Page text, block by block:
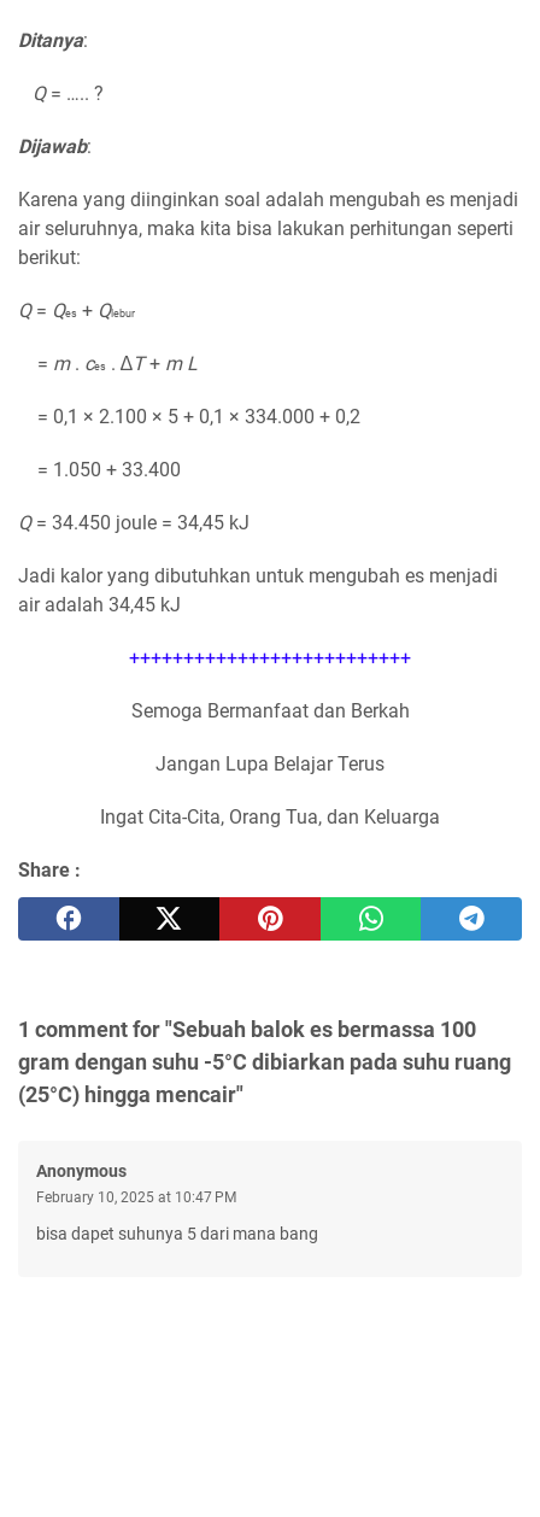
Ditanya:
Q= ….. ?
Dijawab:
Karena yang diinginkan soal adalah mengubah es menjadi
air seluruhnya, maka kita bisa lakukan perhitungan seperti
berikut:
Q= Qes + Qlebur
= m. ces . ∆T+ m L
= 0,1 × 2.100 × 5 + 0,1 × 334.000 + 0,2
= 1.050 + 33.400
Q= 34.450 joule = 34,45 kJ
Jadi kalor yang dibutuhkan untuk mengubah es menjadi
air adalah 34,45 kJ
++++++++++++++++++++++++++
Semoga Bermanfaat dan Berkah
Jangan Lupa Belajar Terus
Ingat Cita-Cita, Orang Tua, dan Keluarga
Share :
1 comment for "Sebuah balok es bermassa 100
gram dengan suhu -5°C dibiarkan pada suhu ruang
(25°C) hingga mencair"
Anonymous
February 10, 2025 at 10:47 PM
bisa dapet suhunya 5 dari mana bang